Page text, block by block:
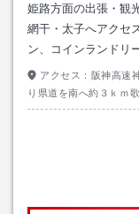
姫路方面の出張・観
網干・太子へアクセ
ン、コインランドリ
アクセス： 阪神高速
り県道を南へ約３ｋｍ
３丁目」の手前北側。